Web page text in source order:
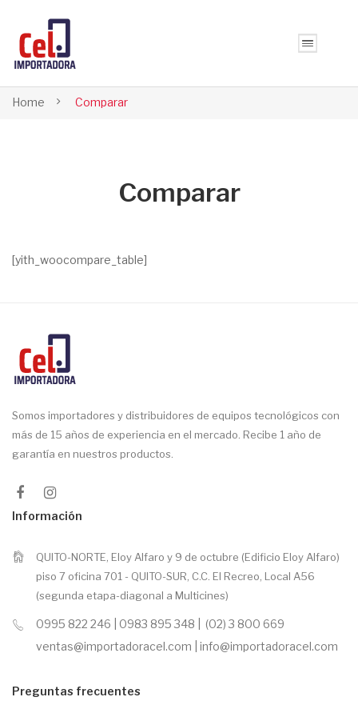
Home Comparar
Comparar
[yith_woocompare_table]
Somos importadores y distribuidores de equipos tecnológicos con
más de 15 años de experiencia en el mercado. Recibe 1 año de
garantía en nuestros productos.
Información
QUITO-NORTE, Eloy Alfaro y 9 de octubre (Edificio Eloy Alfaro)
piso 7 oficina 701 - QUITO-SUR, C.C. El Recreo, Local A56
(segunda etapa-diagonal a Multicines)
0995 822 246 | 0983 895 348 | (02) 3 800 669
ventas@importadoracel.com | info@importadoracel.com
Preguntas frecuentes